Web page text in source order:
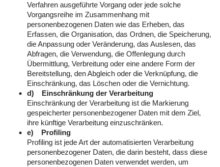
Verfahren ausgeführte Vorgang oder jede solche
Vorgangsreihe im Zusammenhang mit
personenbezogenen Daten wie das Erheben, das
Erfassen, die Organisation, das Ordnen, die Speicherung,
die Anpassung oder Veränderung, das Auslesen, das
Abfragen, die Verwendung, die Offenlegung durch
Übermittlung, Verbreitung oder eine andere Form der
Bereitstellung, den Abgleich oder die Verknüpfung, die
Einschränkung, das Löschen oder die Vernichtung.
d) Einschränkung der Verarbeitung
Einschränkung der Verarbeitung ist die Markierung
gespeicherter personenbezogener Daten mit dem Ziel,
ihre künftige Verarbeitung einzuschränken.
e) Profiling
Profiling ist jede Art der automatisierten Verarbeitung
personenbezogener Daten, die darin besteht, dass diese
personenbezogenen Daten verwendet werden, um